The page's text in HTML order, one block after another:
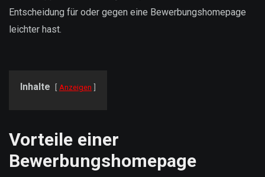
Entscheidung für oder gegen eine Bewerbungshomepage
leichter hast.
Inhalte Anzeigen
Vorteile einer
Bewerbungshomepage